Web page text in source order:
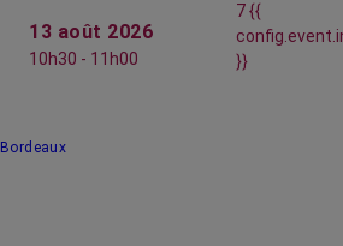
13 août 2026
10h30 - 11h00
7 {{
}}
Bordeaux